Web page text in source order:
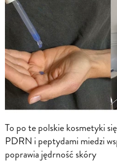
To po te polskie kosmetyki
PDRN i peptydami miedzi
poprawia jędrność skóry